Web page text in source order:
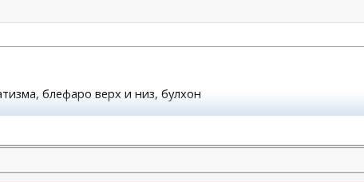
блефаро верх и низ, булхон
и красоты)